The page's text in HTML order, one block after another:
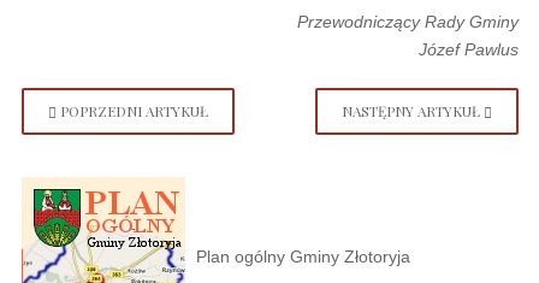
Przewodniczący Rady Gminy
Józef Pawlus
POPRZEDNI ARTYKUŁ NASTĘPNY ARTYKUŁ
Plan ogólny Gminy Złotoryja